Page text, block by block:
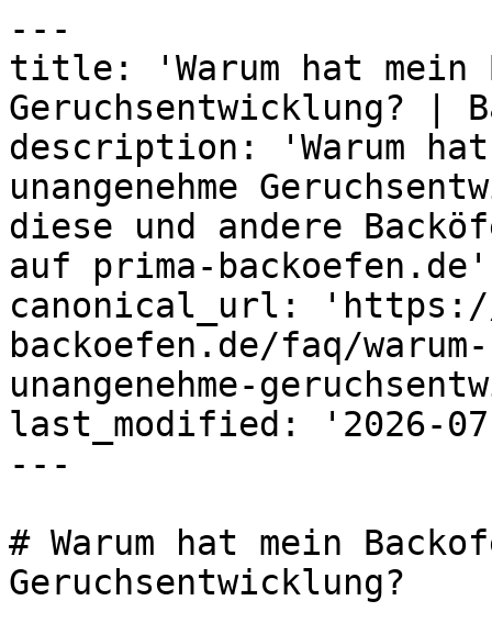
---
title: 'Warum hat mein
Geruchsentwicklung? |
description: 'Warum
unangenehme
diese und andere
auf prima-backoefen.de'
canonical_url: 'https://
backoefen.de/faq/
unangenehme-
last_modified: '2026-
---
# Warum hat mein
Geruchsentwicklung?